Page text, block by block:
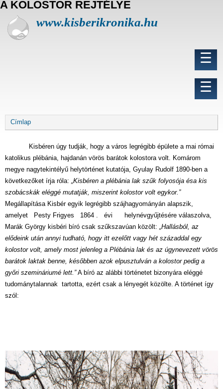
U
A KOLOSTOR REJTÉLYE
www.kisberikronika.hu
☰
☰
Morzsa
Címlap
Kisbéren úgy tudják, hogy a város legrégibb épülete a mai római
katolikus plébánia, hajdanán vörös barátok kolostora volt. Komárom
megye nagytekintélyű helytörténet kutatója, Gyulay Rudolf 1890-ben a
következőket írja róla: „Kisbéren a plébánia lak szűk folyosója ésa kis
szobácskák eléggé mutatják, miszerint kolostor volt egykor.”
Megállapítása Kisbér egyik legrégibb szájhagyományán alapszik,
amelyet Pesty Frigyes 1864 . évi helynévgyűjtésére válaszolva,
Marák György kisbéri bíró csak szűkszavúan közölt: „Hallásból, az
elődeink után annyi tudható, hogy itt ezelőtt vagy hét századdal egy
kolostor volt, amely most jelenleg a Plébánia lak és az úgynevezett vörös
barátok laktak benne, későbben azok elpusztulván a kolostor pedig a
győri szemináriumé lett.”A bíró az alábbi történetet bizonyára eléggé
tudománytalannak tartotta, ezért csak a lényegét közölte. A történet így
szól: